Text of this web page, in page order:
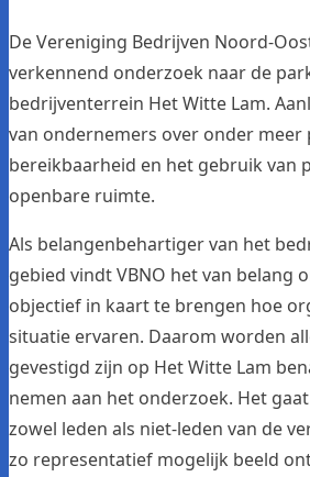
De Vereniging Bedrijven Noord-
verkennend onderzoek naar de
bedrijventerrein Het Witte Lam.
van ondernemers over onder meer
bereikbaarheid en het gebruik van
openbare ruimte.
Als belangenbehartiger van het
gebied vindt VBNO het van belang
objectief in kaart te brengen hoe
situatie ervaren. Daarom worden
gevestigd zijn op Het Witte Lam
nemen aan het onderzoek. Het
zowel leden als niet-leden van de
zo representatief mogelijk beeld